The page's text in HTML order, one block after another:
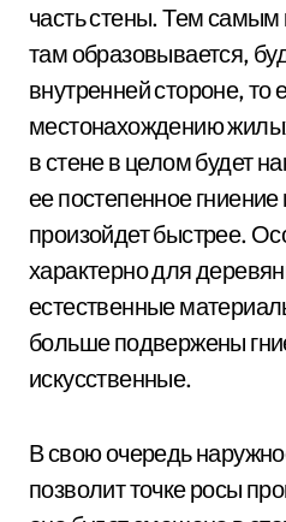
часть стены. Тем самым
там образовывается,
внутренней стороне, то
местонахождению
в стене в целом будет
ее постепенное
произойдет быстрее.
характерно для
естественные
больше подвержены
искусственные.
В свою очередь
позволит точке росы